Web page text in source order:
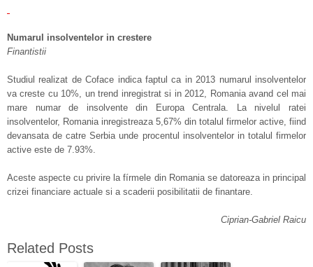
Numarul insolventelor in crestere
Finantistii
Studiul realizat de Coface indica faptul ca in 2013 numarul insolventelor
va creste cu 10%, un trend inregistrat si in 2012, Romania avand cel mai
mare numar de insolvente din Europa Centrala. La nivelul ratei
insolventelor, Romania inregistreaza 5,67% din totalul firmelor active, fiind
devansata de catre Serbia unde procentul insolventelor in totalul firmelor
active este de 7.93%.
Aceste aspecte cu privire la fírmele din Romania se datoreaza in principal
crizei financiare actuale si a scaderii posibilitatii de finantare.
Ciprian-Gabriel Raicu
Related Posts